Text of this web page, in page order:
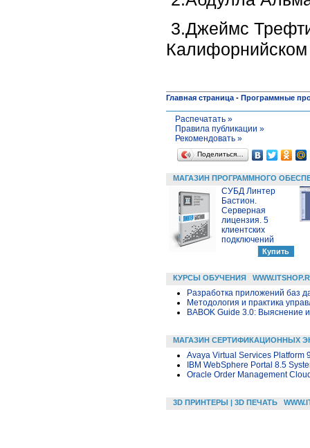
3.Джеймс
Главная страница - Программные
Распечатать »
Правила публикации »
Рекомендовать »
Поделиться…
МАГАЗИН ПРОГРАММНОГО
СУБД Линтер
Бастион.
Серверная
лицензия. 5
клиентских
подключений
КУРСЫ ОБУЧЕНИЯ
Разработка приложений баз
Методология и практика
BABOK Guide 3.0: Выяснение
МАГАЗИН СЕРТИФИКАЦИОННЫХ
Avaya Virtual Services Platform
IBM WebSphere Portal 8.5
Oracle Order Management
3D ПРИНТЕРЫ | 3D ПЕЧАТЬ